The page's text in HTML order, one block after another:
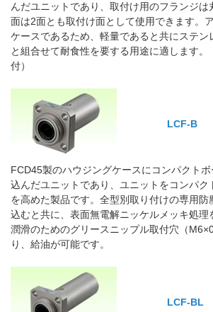
んだユニットであり、取付け用のフランジは
面は2面とも取付け面として使用できます。
ケースであるため、軽量であると共にステン
と組合せて耐食性を要する用途に適します。
付）
LCF-B
FCD45製のハウジングケースにコンパクト
込んだユニットであり、ユニットをコンパク
を高めた製品です。全型別取り付けの専用防
込むと共に、表面無電解ニッケルメッキ処理
潤滑のためのグリースニップル取付穴（
り、給油が可能です。
LCF-BL